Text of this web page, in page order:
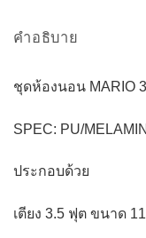
คำอธิบาย
ชุดห้องนอน MARIO
SPEC: PU/
ประกอบด้วย
เตียง 3.5 ฟุต ขนาด